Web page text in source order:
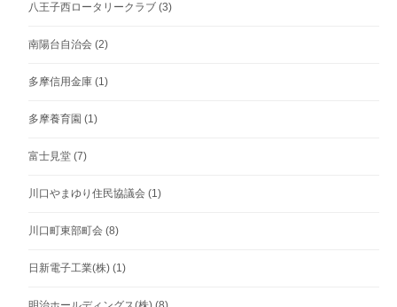
八王子西ロータリークラブ (3)
南陽台自治会 (2)
多摩信用金庫 (1)
多摩養育園 (1)
富士見堂 (7)
川口やまゆり住民協議会 (1)
川口町東部町会 (8)
日新電子工業(株) (1)